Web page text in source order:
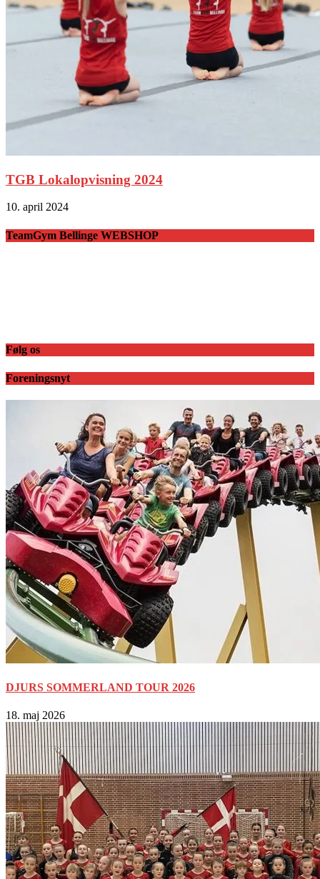
TGB Lokalopvisning 2024
10. april 2024
TeamGym Bellinge WEBSHOP
Følg os
Foreningsnyt
DJURS SOMMERLAND TOUR 2026
18. maj 2026